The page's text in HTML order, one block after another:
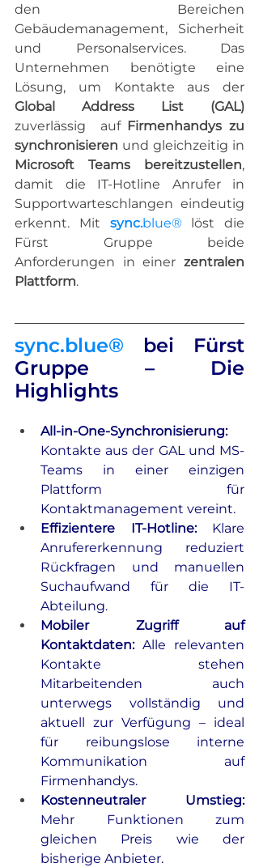
den Bereichen
Gebäudemanagement, Sicherheit
und Personalservices. Das
Unternehmen benötigte eine
Global Address List (GAL)
zuverlässig  auf Firmenhandys zu
synchronisieren
Microsoft Teams bereitzustellen,
damit die IT-Hotline Anrufer in
Supportwarteschlangen eindeutig
erkennt. Mit sync.blue® löst die
Fürst Gruppe beide
Anforderungen in einer zentralen
Plattform.
sync.blue® bei Fürst
Gruppe – Die
Highlights
All-in-One-Synchronisierung :
Kontakte aus der GAL und MS-
Teams in einer einzigen
Plattform für
Kontaktmanagement vereint.
Effizientere IT-Hotline: Klare
Anrufererkennung reduziert
Rückfragen und manuellen
Suchaufwand für die IT-
Abteilung.
Mobiler Zugriff auf
Kontaktdaten: Alle relevanten
Kontakte stehen
Mitarbeitenden auch
unterwegs vollständig und
aktuell zur Verfügung – ideal
für reibungslose interne
Kommunikation auf
Firmenhandys.
Kostenneutraler Umstieg:
Mehr Funktionen zum
gleichen Preis wie der
bisherige Anbieter.